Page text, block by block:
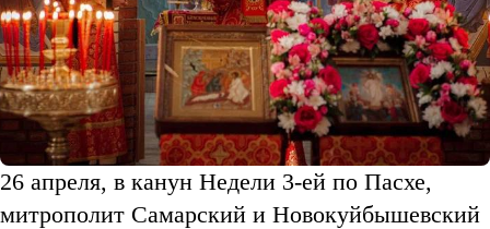
26 апреля, в канун Недели 3-ей по Пасхе,
митрополит Самарский и Новокуйбышевский